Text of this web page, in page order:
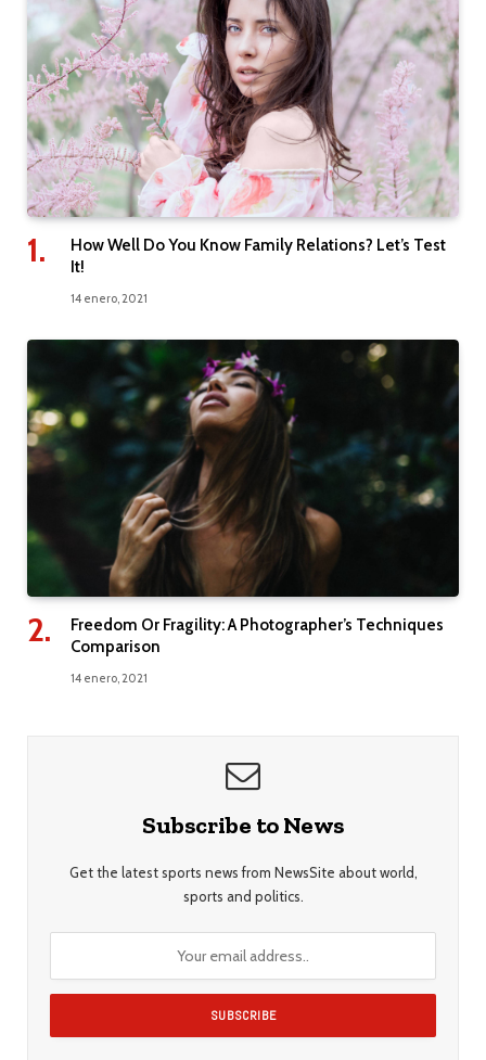
How Well Do You Know Family Relations? Let’s Test
It!
14 enero, 2021
Freedom Or Fragility: A Photographer’s Techniques
Comparison
14 enero, 2021
Subscribe to News
Get the latest sports news from NewsSite about world,
sports and politics.